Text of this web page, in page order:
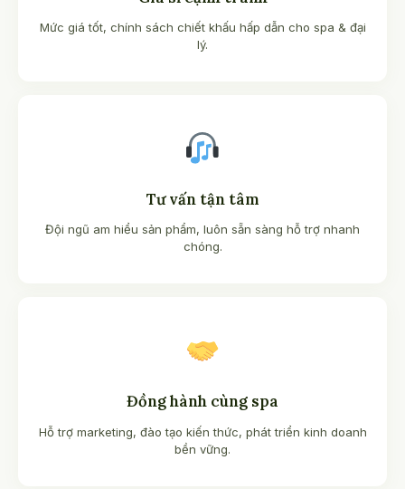
Mức giá tốt, chính sách chiết khấu hấp dẫn cho spa & đại
lý.
Tư vấn tận tâm
Đội ngũ am hiểu sản phẩm, luôn sẵn sàng hỗ trợ nhanh
chóng.
Đồng hành cùng spa
Hỗ trợ marketing, đào tạo kiến thức, phát triển kinh doanh
bền vững.